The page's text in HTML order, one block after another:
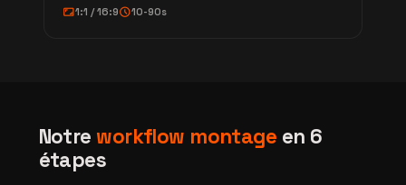
aspect_ratio1:1 / 16:9schedule10-90s
Notre workflow montage en 6
étapes